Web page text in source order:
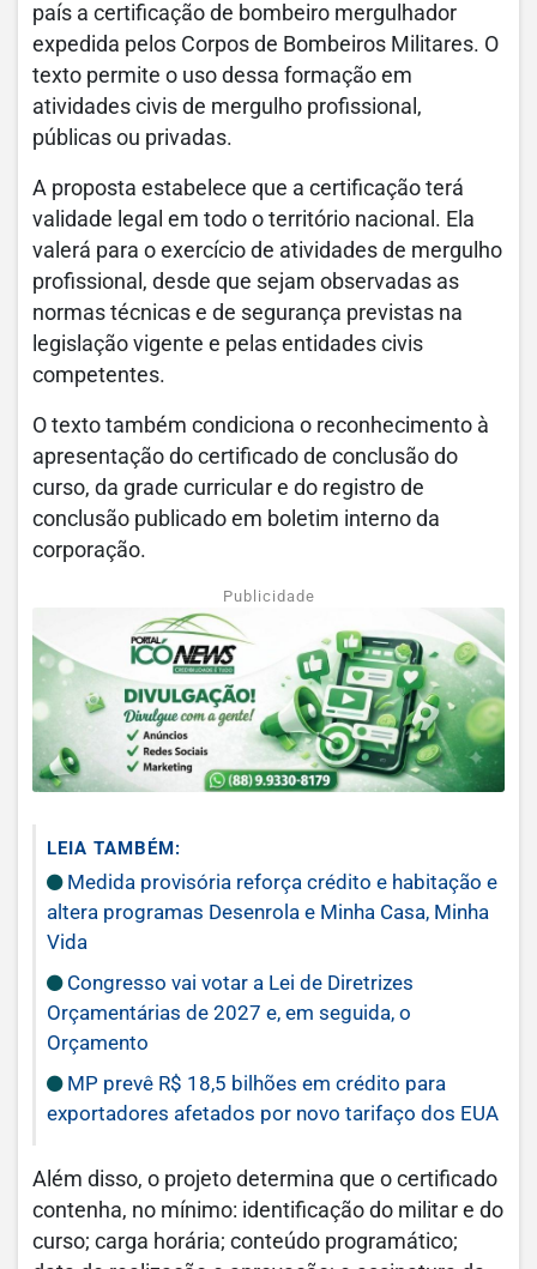
país a certificação de bombeiro mergulhador
expedida pelos Corpos de Bombeiros Militares. O
texto permite o uso dessa formação em
atividades civis de mergulho profissional,
públicas ou privadas.
A proposta estabelece que a certificação terá
validade legal em todo o território nacional. Ela
valerá para o exercício de atividades de mergulho
profissional, desde que sejam observadas as
normas técnicas e de segurança previstas na
legislação vigente e pelas entidades civis
competentes.
O texto também condiciona o reconhecimento à
apresentação do certificado de conclusão do
curso, da grade curricular e do registro de
conclusão publicado em boletim interno da
corporação.
Publicidade
LEIA TAMBÉM:
Medida provisória reforça crédito e habitação e
altera programas Desenrola e Minha Casa, Minha
Vida
Congresso vai votar a Lei de Diretrizes
Orçamentárias de 2027 e, em seguida, o
Orçamento
MP prevê R$ 18,5 bilhões em crédito para
exportadores afetados por novo tarifaço dos EUA
Além disso, o projeto determina que o certificado
contenha, no mínimo: identificação do militar e do
curso; carga horária; conteúdo programático;